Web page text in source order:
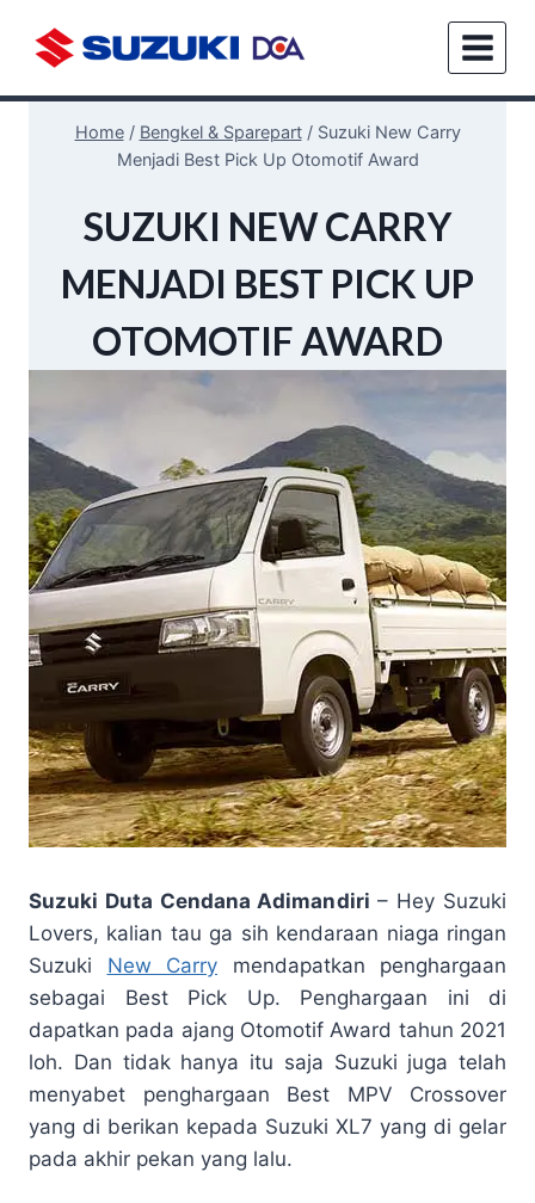
Home / Bengkel & Sparepart / Suzuki New Carry
Menjadi Best Pick Up Otomotif Award
&
|
REVIEW
SUZUKI NEW CARRY
MENJADI BEST PICK UP
OTOMOTIF AWARD
Suzuki Duta Cendana Adimandiri – Hey Suzuki
Lovers, kalian tau ga sih kendaraan niaga ringan
Suzuki New Carry mendapatkan penghargaan
sebagai Best Pick Up. Penghargaan ini di
dapatkan pada ajang Otomotif Award tahun 2021
loh. Dan tidak hanya itu saja Suzuki juga telah
menyabet penghargaan Best MPV Crossover
yang di berikan kepada Suzuki XL7 yang di gelar
pada akhir pekan yang lalu.